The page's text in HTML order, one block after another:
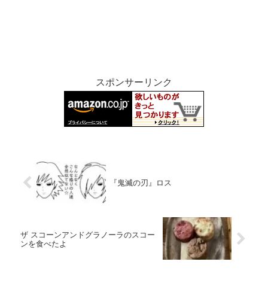
スポンサーリンク
『鬼滅の刃』ロス
ザ スコーンアンドグラノーラのスコー
ンを食べたよ